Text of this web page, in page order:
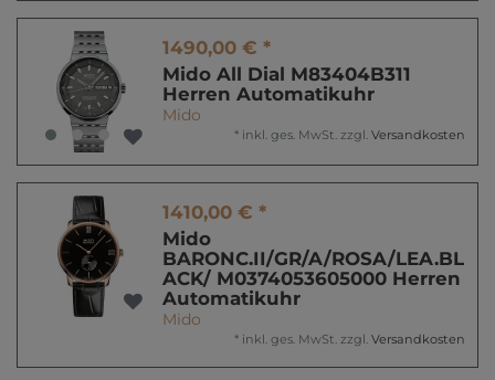
1490,00 € *
Mido All Dial M83404B311
Herren Automatikuhr
Mido
* inkl. ges. MwSt. zzgl. Versandkosten
1410,00 € *
Mido
BARONC.II/GR/A/ROSA/LEA.BL
ACK/ M0374053605000 Herren
Automatikuhr
Mido
* inkl. ges. MwSt. zzgl. Versandkosten